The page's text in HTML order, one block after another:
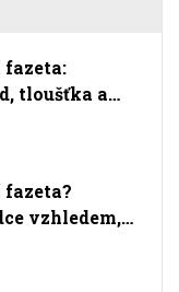
tloušťka a
zuby
vzhledem,